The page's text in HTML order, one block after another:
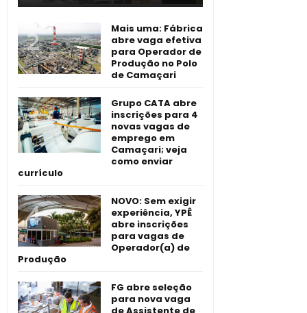
Mais uma: Fábrica
abre vaga efetiva
para Operador de
Produção no Polo
de Camaçari
Grupo CATA abre
inscrições para 4
novas vagas de
emprego em
Camaçari; veja
como enviar
currículo
NOVO: Sem exigir
experiência, YPÊ
abre inscrições
para vagas de
Operador(a) de
Produção
FG abre seleção
para nova vaga